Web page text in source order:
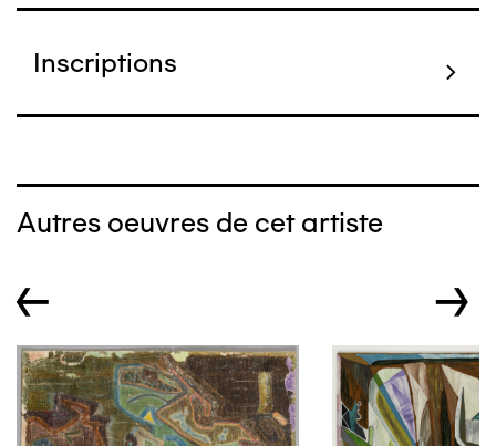
Inscriptions
Autres oeuvres de cet artiste
← →